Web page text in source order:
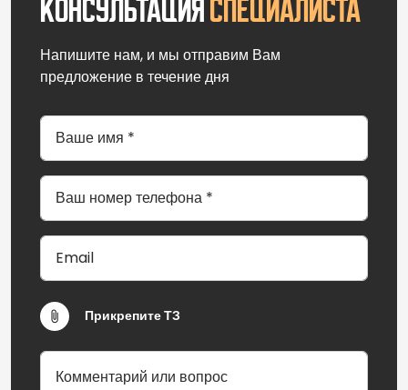
Консультация специалиста
Напишите нам, и мы отправим Вам
предложение в течение дня
Прикрепите ТЗ